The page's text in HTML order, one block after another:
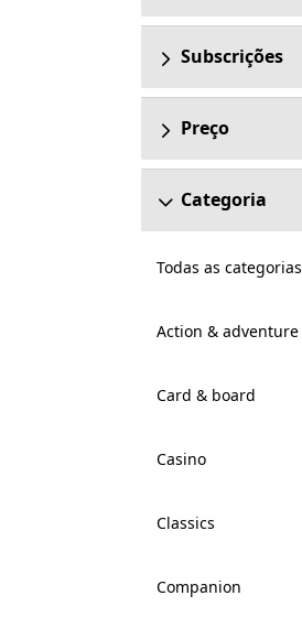
Subscrições
Preço
Categoria
Todas as categorias
Action & adventure
Card & board
Casino
Classics
Companion